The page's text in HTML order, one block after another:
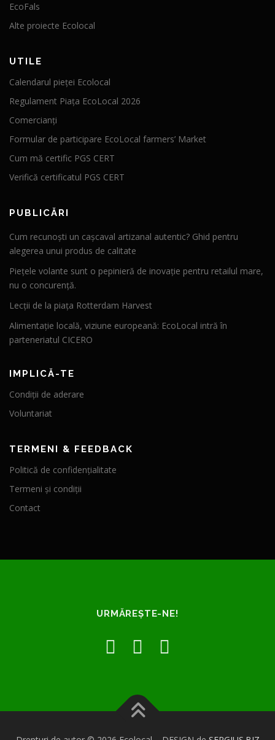
EcoFals
Alte proiecte Ecolocal
UTILE
Calendarul pieței Ecolocal
Regulament Piața EcoLocal 2026
Comercianți
Formular de participare EcoLocal farmers’ Market
Cum mă certific PGS CERT
Verifică certificatul PGS CERT
PUBLICĂRI
Cum recunoști un cașcaval artizanal autentic? Ghid pentru
alegerea unui produs de calitate
Piețele volante sunt o pepinieră de inovație pentru retailul mare,
nu o concurență.
Lecții de la piața Rotterdam Harvest
Alimentație locală, viziune europeană: EcoLocal intră în
parteneriatul CICERO
IMPLICĂ-TE
Condiții de aderare
Voluntariat
TERMENI & FEEDBACK
Politică de confidențialitate
Termeni și condiții
Contact
URMĂREȘTE-NE!